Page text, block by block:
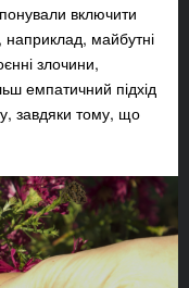
включити
майбутні
злочини,
емпатичний підхід
завдяки тому, що